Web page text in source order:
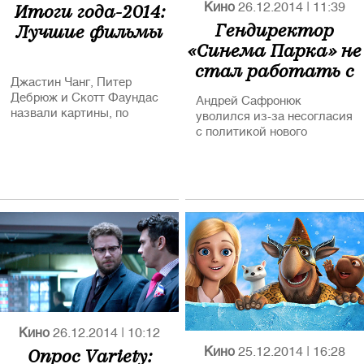
Министерства
иностранных дел РФ.
В этом году на Берлинале
от России представлено 7
фильмов. Кроме того
почетный приз
Берлинского
кинофестиваля «Камера
годы руководивший
культовым Московским
Музеем Кино Наум
Клейман.
Итоги года-2014:
Лучшие фильмы
Джастин Чанг, Питер
Дебрюж и Скотт Фаундас
назвали картины, по
Кино 26.12.2014 11:39
Гендиректор
«Синема Парка» не
стал работать с
сыном Керимова
Андрей Сафронюк
уволился из-за несогласия
с политикой нового
Кино 26.12.2014 10:12
Опрос Variety:
Кино 25.12.2014 16:28